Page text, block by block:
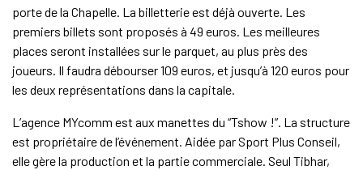
porte de la Chapelle. La billetterie est déjà ouverte. Les
premiers billets sont proposés à 49 euros. Les meilleures
places seront installées sur le parquet, au plus près des
joueurs. Il faudra débourser 109 euros, et jusqu’à 120 euros pour
les deux représentations dans la capitale.
L’agence MYcomm est aux manettes du “Tshow !”. La structure
est propriétaire de l’événement. Aidée par Sport Plus Conseil,
elle gère la production et la partie commerciale. Seul Tibhar,